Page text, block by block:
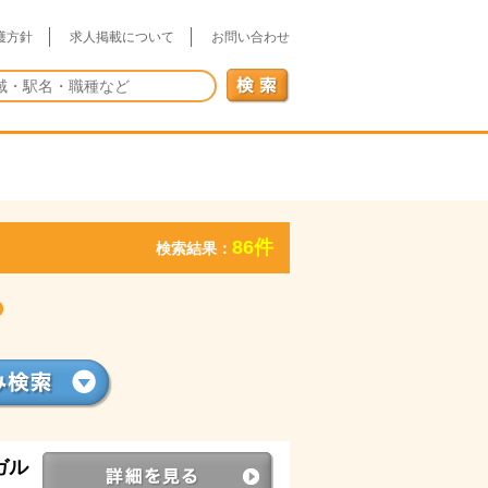
方針 求人掲載について お問い合わせ
検索結果： 86件
ル